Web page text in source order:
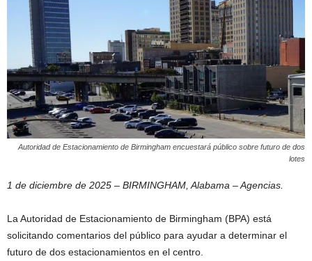
Autoridad de Estacionamiento de Birmingham encuestará público sobre futuro de dos
lotes
1 de diciembre de 2025 – BIRMINGHAM, Alabama – Agencias.
La Autoridad de Estacionamiento de Birmingham (BPA) está
solicitando comentarios del público para ayudar a determinar el
futuro de dos estacionamientos en el centro.